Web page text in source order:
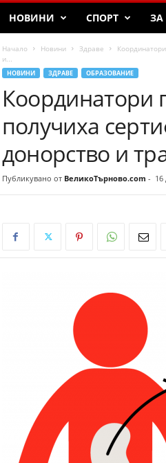
НОВИНИ СПОРТ ЗА
Начало Новини Здраве
и...
НОВИНИ ЗДРАВЕ ОБРАЗОВАНИЕ
Координатори
получиха
донорство и
Публикувано от ВеликоТърново.com - 16